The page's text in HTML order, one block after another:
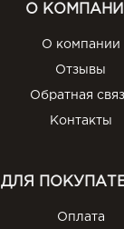
О
О компании
Отзывы
Обратная
Контакты
ДЛЯ
Оплата